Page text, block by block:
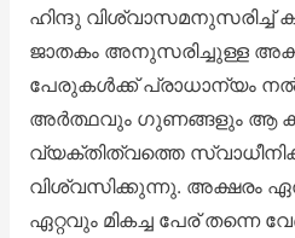
ഹിന്ദു വിശ്വാസമനുസരിച്ച്
ജാതകം അനുസരിച്ചുള്ള
പേരുകൾക്ക് പ്രാധാന്യം
അർത്ഥവും ഗുണങ്ങളും ആ
വ്യക്തിത്വത്തെ
വിശ്വസിക്കുന്നു. അക്ഷരം
ഏറ്റവും മികച്ച പേര് തന്നെ